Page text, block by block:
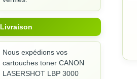
Livraison
Nous expédions vos
cartouches toner CANON
LASERSHOT LBP 3000